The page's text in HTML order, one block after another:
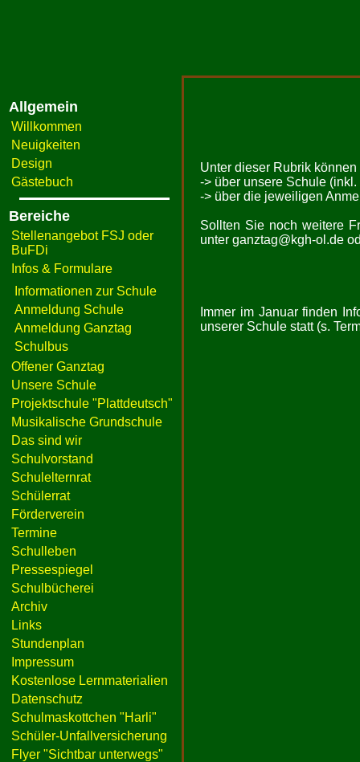
Allgemein
Willkommen
Neuigkeiten
Design
Gästebuch
Bereiche
Stellenangebot FSJ oder
BuFDi
Infos & Formulare
Informationen zur Schule
Anmeldung Schule
Anmeldung Ganztag
Schulbus
Offener Ganztag
Unsere Schule
Projektschule "Plattdeutsch"
Musikalische Grundschule
Das sind wir
Schulvorstand
Schulelternrat
Schülerrat
Förderverein
Termine
Schulleben
Pressespiegel
Schulbücherei
Archiv
Links
Stundenplan
Impressum
Kostenlose Lernmaterialien
Datenschutz
Schulmaskottchen "Harli"
Schüler-Unfallversicherung
Flyer "Sichtbar unterwegs"
Unter dieser Rubrik
-> über unsere Schule
-> über die jeweiligen
Sollten Sie noch weitere
unter ganztag@kgh-ol.de
Immer im Januar finden
unserer Schule statt (s.